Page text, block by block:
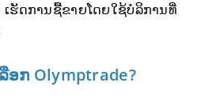
ຮັດການຊື້ຂາຍໂດຍໃຊ້ບໍລິການທີ່
ອກ Olymptrade?